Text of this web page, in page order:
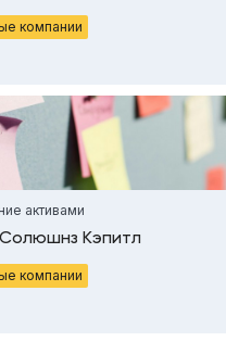
компании
активами
Кэпитл
компании